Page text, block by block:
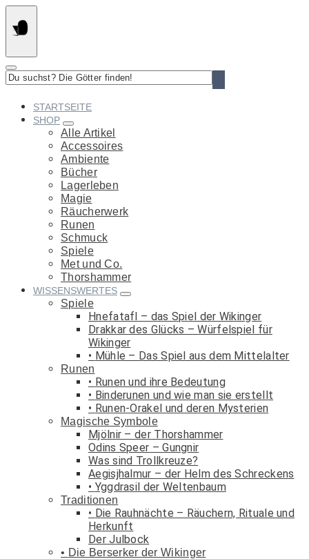
Springe
zum
Inhalt
suchst?
STARTSEITE
SHOP
Alle Artikel
Accessoires
Ambiente
Bücher
Lagerleben
Magie
Räucherwerk
Runen
Schmuck
Spiele
Met und Co.
Thorshammer
WISSENSWERTES
Spiele
Hnefatafl – das Spiel der Wikinger
Drakkar des Glücks – Würfelspiel für
Wikinger
Mühle – Das Spiel aus dem Mittelalter
Runen
Runen und ihre Bedeutung
Binderunen und wie man sie erstellt
Runen-Orakel und deren Mysterien
Magische Symbole
Mjölnir – der Thorshammer
Odins Speer – Gungnir
Was sind Trollkreuze?
Aegisjhalmur – der Helm des Schreckens
Yggdrasil der Weltenbaum
Traditionen
Die Rauhnächte – Räuchern, Rituale und
Herkunft
Der Julbock
Die Berserker der Wikinger